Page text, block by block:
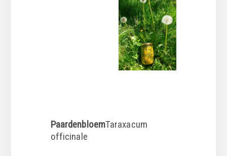
PaardenbloemTaraxacum
officinale